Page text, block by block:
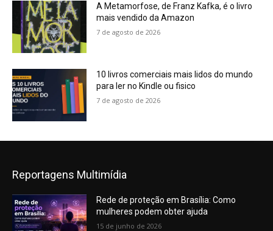
A Metamorfose, de Franz Kafka, é o livro
mais vendido da Amazon
7 de agosto de 2026
10 livros comerciais mais lidos do mundo
para ler no Kindle ou fisico
7 de agosto de 2026
Reportagens Multimídia
Rede de proteção em Brasília: Como
mulheres podem obter ajuda
15 de junho de 2026